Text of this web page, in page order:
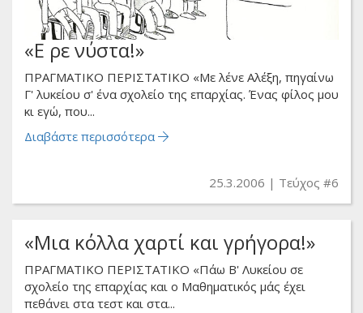
«Ε ρε νύστα!»
ΠΡΑΓΜΑΤΙΚΟ ΠΕΡΙΣΤΑΤΙΚΟ «Με λένε Αλέξη, πηγαίνω
Γ' λυκείου σ' ένα σχολείο της επαρχίας. Ένας φίλος μου
κι εγώ, που...
Διαβάστε περισσότερα
25.3.2006 Τεύχος #6
«Μια κόλλα χαρτί και γρήγορα!»
ΠΡΑΓΜΑΤΙΚΟ ΠΕΡΙΣΤΑΤΙΚΟ «Πάω Β' Λυκείου σε
σχολείο της επαρχίας και ο Μαθηματικός μάς έχει
πεθάνει στα τεστ και στα...